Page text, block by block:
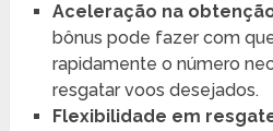
Aceleração na
bônus pode fazer com
rapidamente o número
resgatar voos desejados.
Flexibilidade em